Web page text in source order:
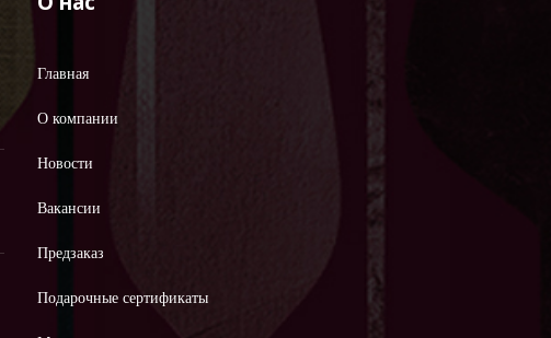
Главная
О компании
Новости
Вакансии
Предзаказ
Подарочные сертификаты